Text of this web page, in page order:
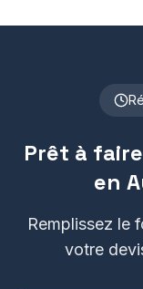
Prêt à
en
Remplissez le
votre